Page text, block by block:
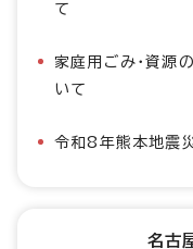
て
家庭用ごみ・資源
いて
令和8年熊本地震
名古